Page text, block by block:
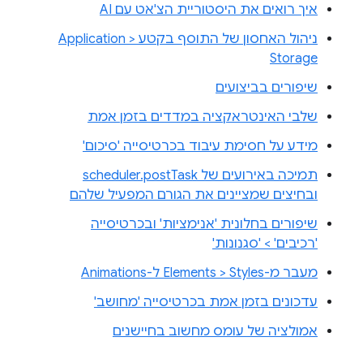
איך רואים את היסטוריית הצ'אט עם AI
ניהול האחסון של התוסף בקטע Application >
Storage
שיפורים בביצועים
שלבי האינטראקציה במדדים בזמן אמת
מידע על חסימת עיבוד בכרטיסייה 'סיכום'
תמיכה באירועים של scheduler.postTask
ובחיצים שמציינים את הגורם המפעיל שלהם
שיפורים בחלונית 'אנימציות' ובכרטיסייה
'רכיבים' > 'סגנונות'
מעבר מ-Elements > Styles ל-Animations
עדכונים בזמן אמת בכרטיסייה 'מחושב'
אמולציה של עומס מחשוב בחיישנים